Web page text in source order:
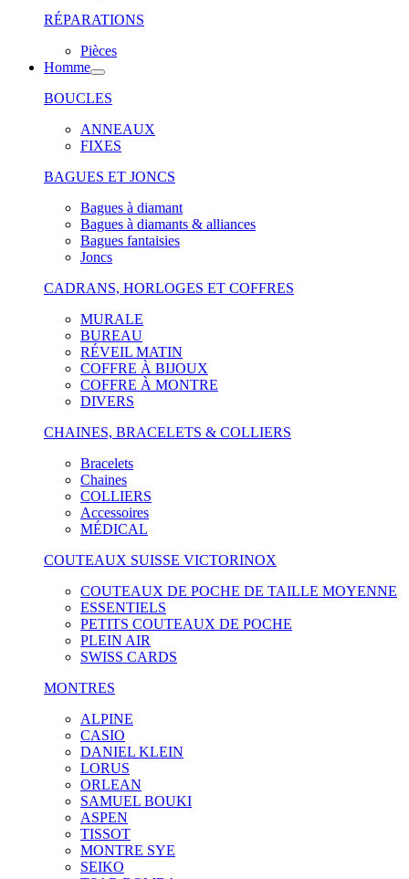
RÉPARATIONS
Pièces
Homme
BOUCLES
ANNEAUX
FIXES
BAGUES ET JONCS
Bagues à diamant
Bagues à diamants & alliances
Bagues fantaisies
Joncs
CADRANS, HORLOGES ET COFFRES
MURALE
BUREAU
RÉVEIL MATIN
COFFRE À BIJOUX
COFFRE À MONTRE
DIVERS
CHAINES, BRACELETS & COLLIERS
Bracelets
Chaines
COLLIERS
Accessoires
MÉDICAL
COUTEAUX SUISSE VICTORINOX
COUTEAUX DE POCHE DE TAILLE MOYENNE
ESSENTIELS
PETITS COUTEAUX DE POCHE
PLEIN AIR
SWISS CARDS
MONTRES
ALPINE
CASIO
DANIEL KLEIN
LORUS
ORLEAN
SAMUEL BOUKI
ASPEN
TISSOT
MONTRE SYE
SEIKO